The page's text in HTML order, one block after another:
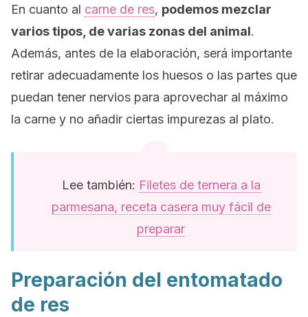
En cuanto al carne de res, podemos mezclar
varios tipos, de varias zonas del animal.
Además, antes de la elaboración, será importante
retirar adecuadamente los huesos o las partes que
puedan tener nervios para aprovechar al máximo
la carne y no añadir ciertas impurezas al plato.
Lee también: Filetes de ternera a la
parmesana, receta casera muy fácil de
preparar
Preparación del entomatado
de res